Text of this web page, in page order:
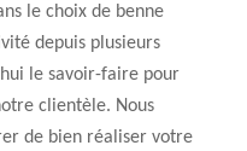
le choix de benne
depuis plusieurs
le savoir-faire pour
clientèle. Nous
de bien réaliser votre